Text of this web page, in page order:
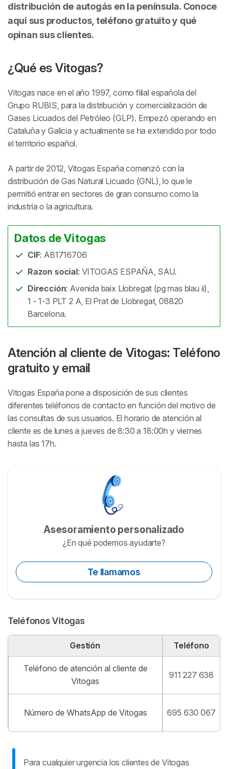
Gas Propano en Vitogas: beneficios, usos y
precios
Gas Natural Licuado en Vitogas: beneficios, usos
y precios
Autogás en Vitogas: vehículos más ecológicos
distribución de autogás en la península. Conoce
aquí sus productos, teléfono gratuito y qué
opinan sus clientes.
¿Qué es Vitogas?
Vitogas nace en el año 1997, como filial española del
Grupo RUBIS, para la distribución y comercialización de
Gases Licuados del Petróleo (GLP). Empezó operando en
Cataluña y Galicia y actualmente se ha extendido por todo
el territorio español.
A partir de 2012, Vitogas España comenzó con la
distribución de Gas Natural Licuado (GNL), lo que le
permitió entrar en sectores de gran consumo como la
industria o la agricultura.
Datos de Vitogas
CIF: A81716706
Razon social: VITOGAS ESPAÑA, SAU.
Dirección: Avenida baix Llobregat (pg mas blau ii),
1 - 1-3 PLT 2 A, El Prat de Llobregat, 08820
Barcelona.
Atención al cliente de Vitogas: Teléfono
gratuito y email
Vitogas España pone a disposición de sus clientes
diferentes teléfonos de contacto en función del motivo de
las consultas de sus usuarios. El horario de atención al
cliente es de lunes a jueves de 8:30 a 18:00h y viernes
hasta las 17h.
Asesoramiento personalizado
¿En qué podemos ayudarte?
Te llamamos
Teléfonos Vitogas
Gestión Teléfono
Teléfono de atención al cliente de
Vitogas
911 227 638
Número de WhatsApp de Vitogas 695 630 067
Para cualquier urgencia los clientes de Vitogas